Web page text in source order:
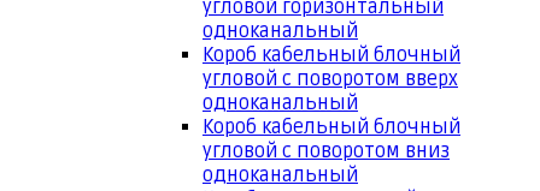
угловой горизонтальный
одноканальный
Короб кабельный блочный
угловой с поворотом вверх
одноканальный
Короб кабельный блочный
угловой с поворотом вниз
одноканальный